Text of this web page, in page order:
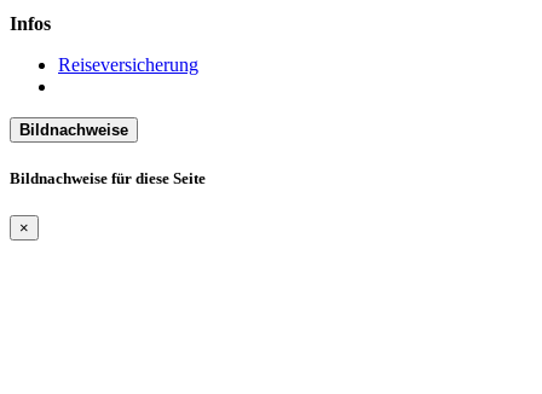
Infos
Reiseversicherung
Bildnachweise
Bildnachweise für diese Seite
×